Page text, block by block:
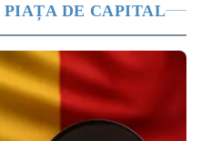
PIAȚA DE CAPITAL